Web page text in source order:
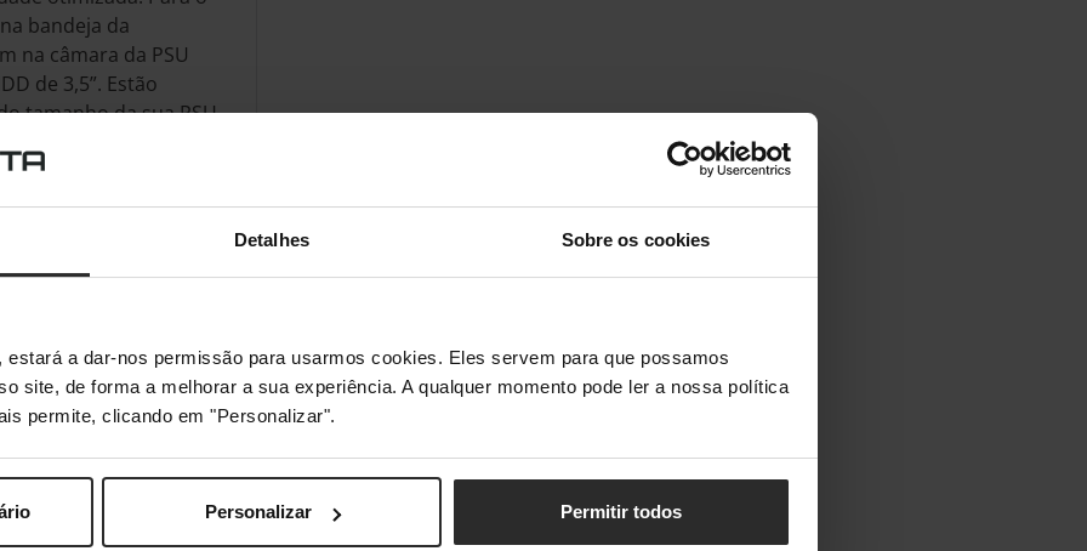
Detalhes Sobre os cookies
a dar-nos permissão para usarmos cookies. Eles servem para que possamos
site, de forma a melhorar a sua experiência. A qualquer momento pode ler a nossa política
permite, clicando em "Personalizar".
Personalizar Permitir todos
bandeja da
na câmara da PSU
de 3,5”. Estão
tamanho da sua PSU.
apenas a
excecional,
de ventoinhas e
ventoinhas de
três no lado e outra
pode facilitar três
Alternativamente,
no painel